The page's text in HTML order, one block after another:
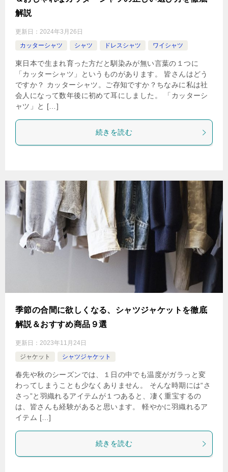
解説
更新日： 2024年3月26日
カッターシャツ
シャツ ドレスシャツ ワイシャツ
東日本で生まれ育った方だと馴染みが無い言葉の１つに
「カッターシャツ」というものがあります。 皆さんはどう
ですか？ カッターシャツ。ご存知ですか？ちなみに私は社
会人になって数年後に初めて耳にしました。 「カッターシ
ャツ」と […]
続きを読む
季節の合間に欲しくなる、シャツジャケットを徹底
解説＆おすすめ商品９選
更新日： 2023年11月24日
ジャケット
シャツジャケット
春先や秋のシーズンでは、１日の中でも温度がガラっと変
わってしまうことも少なくありません。 そんな時期には“さ
さっ”と羽織れるアイテムが１つあると、凄く重宝するの
は、皆さんも経験があると思います。 軽やかに羽織れるア
イテム […]
続きを読む